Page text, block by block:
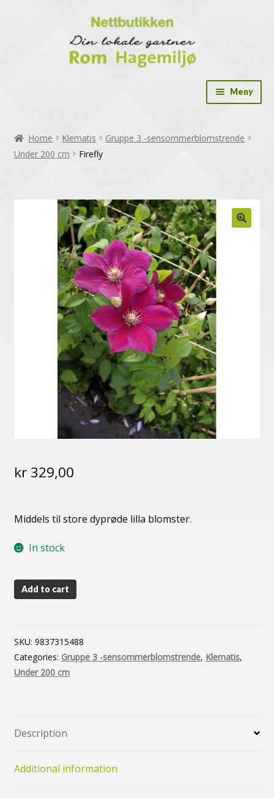
Meny
Drivhus tilbehør
Frø og dyrk selv løsninger
Hekkplanter
Plantevern og gjødsel
Prima Ferdig Søyler
Prima Ferdighekk
Redskap og annet utstyr
Settehvitløk
Vårløk og knoller
Min konto
Personvernerklæring
Home Klematis
Gruppe 3 -sensommerblomstrende
Under 200 cm
Firefly
kr329,00
Middels til store dyprøde lilla blomster.
In stock
Add to cart
SKU: 9837315488
Categories: Gruppe 3 -sensommerblomstrende, Klematis,
Under 200 cm
Description
Additional information